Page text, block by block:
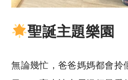
聖誕主題樂園
無論幾忙，爸爸媽媽都會拎